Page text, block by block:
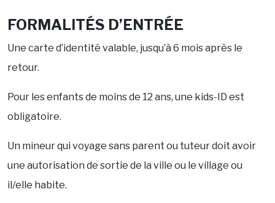
FORMALITÉS D’ENTRÉE
Une carte d’identité valable, jusqu’à 6 mois après le
retour.
Pour les enfants de moins de 12 ans, une kids-ID est
obligatoire.
Un mineur qui voyage sans parent ou tuteur doit avoir
une autorisation de sortie de la ville ou le village ou
il/elle habite.